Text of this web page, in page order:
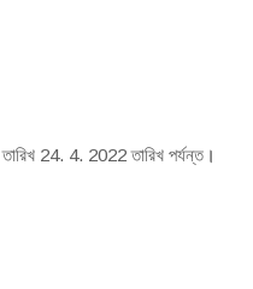
24. 4. 2022 তারিখ পর্যন্ত।